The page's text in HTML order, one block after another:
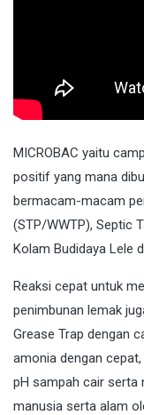
MICROBAC yaitu
positif yang mana
bermacam-macam
(STP/WWTP), Septic
Kolam Budidaya Lele
Reaksi cepat untuk
penimbunan lemak
Grease Trap dengan
amonia dengan cepat,
pH sampah cair serta
manusia serta alam